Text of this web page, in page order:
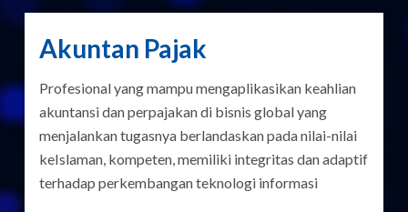
Akuntan Pajak
Profesional yang mampu mengaplikasikan keahlian
akuntansi dan perpajakan di bisnis global yang
menjalankan tugasnya berlandaskan pada nilai-nilai
keIslaman, kompeten, memiliki integritas dan adaptif
terhadap perkembangan teknologi informasi